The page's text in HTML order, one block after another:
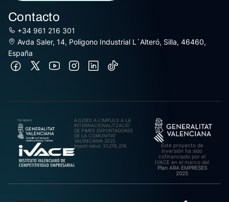
Contacto
+34 961 216 301
Avda Saler, 14, Poligono Industrial L´Alteró, Silla, 46460,
España
AJUDES A L’IMPULS A LA
INTERNACIONALITZACIÓ
DE PIMES EXPORTADORES
DE LA COMUNITAT
VALENCIANA 2025.
Import rebut: 31.278,27€
Este proyecto de
inversión ha sido
cofinanciado por el
IVACE en el marco del
Plan ARA EMPRESES
2025